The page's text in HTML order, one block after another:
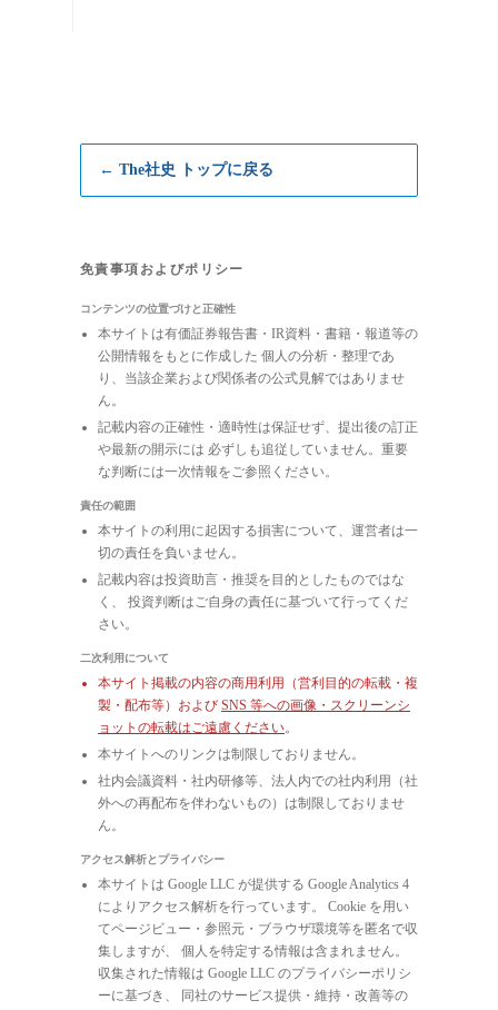
← The社史 トップに戻る
免責事項およびポリシー
コンテンツの位置づけと正確性
本サイトは有価証券報告書・IR資料・書籍・報道等の
公開情報をもとに作成した 個人の分析・整理であ
り、当該企業および関係者の公式見解ではありませ
ん。
記載内容の正確性・適時性は保証せず、提出後の訂正
や最新の開示には 必ずしも追従していません。重要
な判断には一次情報をご参照ください。
責任の範囲
本サイトの利用に起因する損害について、運営者は一
切の責任を負いません。
記載内容は投資助言・推奨を目的としたものではな
く、 投資判断はご自身の責任に基づいて行ってくだ
さい。
二次利用について
本サイト掲載の内容の商用利用（営利目的の転載・複
製・配布等）および SNS 等への画像・スクリーンシ
ョットの転載はご遠慮ください。
本サイトへのリンクは制限しておりません。
社内会議資料・社内研修等、法人内での社内利用（社
外への再配布を伴わないもの）は制限しておりませ
ん。
アクセス解析とプライバシー
本サイトは Google LLC が提供する Google Analytics 4
によりアクセス解析を行っています。 Cookie を用い
てページビュー・参照元・ブラウザ環境等を匿名で収
集しますが、 個人を特定する情報は含まれません。
収集された情報は Google LLC のプライバシーポリシ
ーに基づき、 同社のサービス提供・維持・改善等の